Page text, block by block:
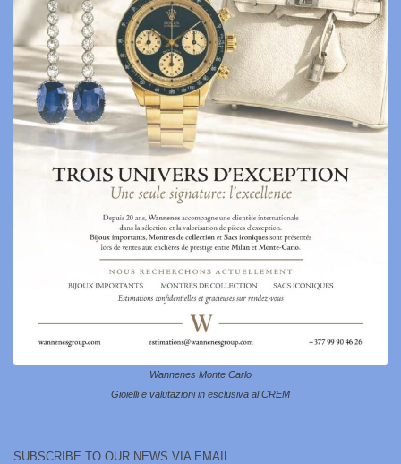
Wannenes Monte Carlo
Gioielli e valutazioni in esclusiva al CREM
SUBSCRIBE TO OUR NEWS VIA EMAIL